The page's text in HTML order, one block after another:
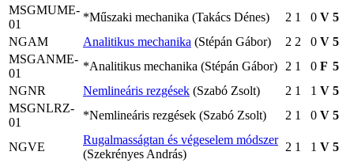
MSGMUME-
01
*Műszaki mechanika (Takács Dénes) 2 1 0 V 5
NGAM
Analitikus mechanika (Stépán Gábor) 2 2 0 V 5
MSGANME-
01
*Analitikus mechanika (Stépán Gábor) 2 1 0 F 5
NGNR
Nemlineáris rezgések (Szabó Zsolt) 2 1 1 V 5
MSGNLRZ-
01
*Nemlineáris rezgések (Szabó Zsolt) 2 1 0 V 5
NGVE
Rugalmasságtan és végeselem módszer
(Szekrényes András)
2 1 1 V 5